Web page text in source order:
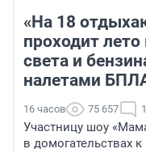
«На 18
проходит
света и
налетами
16 часов 75 657
Участницу шоу
в домогательствах